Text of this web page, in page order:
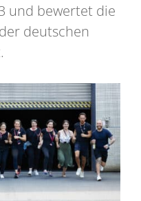
und bewertet die
deutschen